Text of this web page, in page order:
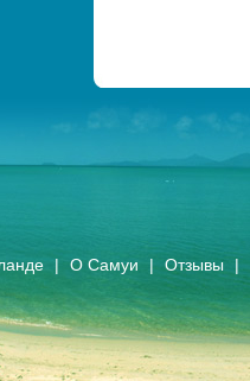
| О Самуи | Отзывы |